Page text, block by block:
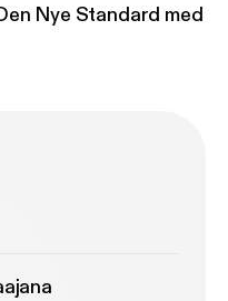
Nye Standard med